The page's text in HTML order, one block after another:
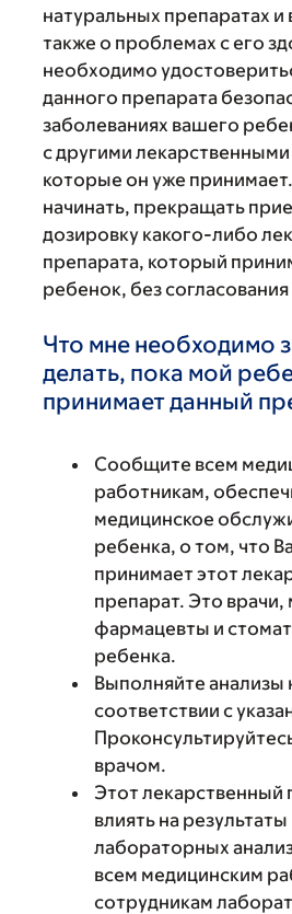
натуральных препаратах и
также о проблемах с его
необходимо
данного препарата
заболеваниях вашего
с другими
которые он уже
начинать, прекращать
дозировку какого-либо
препарата, который
ребенок, без
Что мне необходимо
делать, пока мой
принимает данный
Сообщите всем
работникам,
медицинское
ребенка, о том, что
принимает этот
препарат. Это
фармацевты и
ребенка.
Выполняйте анализы
соответствии с
врачом.
Этот лекарственный
влиять на
лабораторных
всем медицинским
сотрудникам